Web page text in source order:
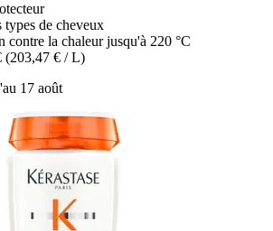
types de cheveux
contre la chaleur jusqu'à 220 °C
(203,47 € / L)
17 août